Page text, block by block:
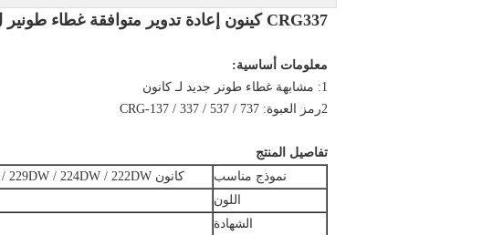
CRG337 كينون إعادة تدوير متوافقة غطاء طونير ل MF217 211 212 216 226
معلومات أساسية:
1: مشابهة غطاء طونر جديد لـ كانون
2رمز العبوة: CRG-137 / 337 / 537 / 737
تفاصيل المنتج
نموذج مناسب
كانون MF217W / 211 / 212W / 216N / 226DW / 227DW / 229DW / 224DW / 222DW
اللون
الشهادة